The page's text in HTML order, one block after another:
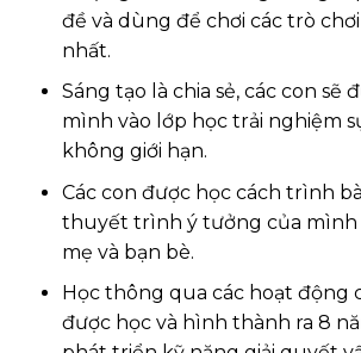
đề và dùng để chơi các trò
nhất.
Sáng tạo là chia sẻ, các con sẽ
mình vào lớp học trải nghiệm
không giới hạn.
Các con được học cách trình
thuyết trình ý tưởng của mình
mẹ và bạn bè.
Học thông qua các hoạt động
được học và hình thành ra 8